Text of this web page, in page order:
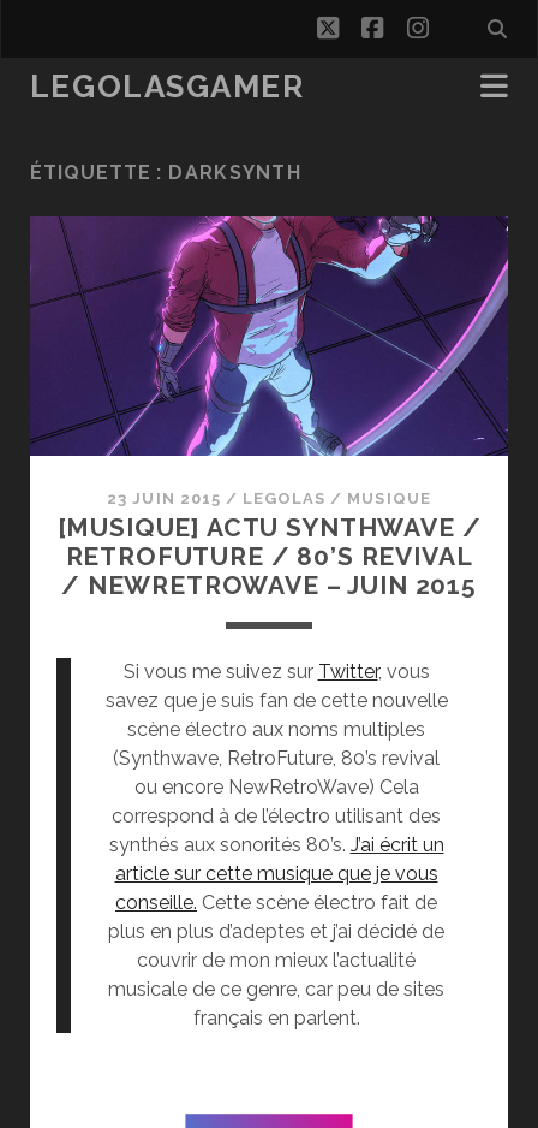
twitterfacebook
LEGOLASGAMER
ÉTIQUETTE : DARKSYNTH
23 JUIN 2015 / LEGOLAS / MUSIQUE
[MUSIQUE] ACTU SYNTHWAVE /
RETROFUTURE / 80’S REVIVAL
/ NEWRETROWAVE – JUIN 2015
Si vous me suivez sur Twitter, vous
savez que je suis fan de cette nouvelle
scène électro aux noms multiples
(Synthwave, RetroFuture, 80’s revival
ou encore NewRetroWave) Cela
correspond à de l’électro utilisant des
synthés aux sonorités 80’s. J’ai écrit un
article sur cette musique que je vous
conseille. Cette scène électro fait de
plus en plus d’adeptes et j’ai décidé de
couvrir de mon mieux l’actualité
musicale de ce genre, car peu de sites
français en parlent.